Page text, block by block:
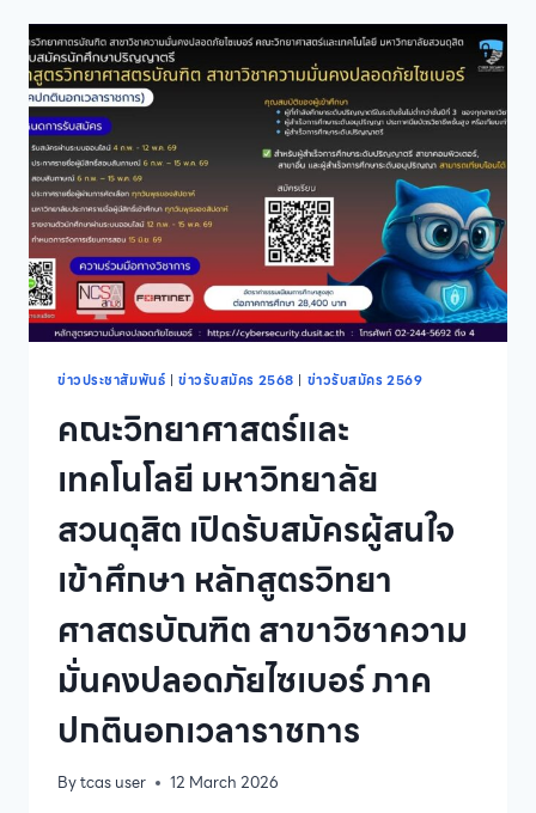
สวนดุสิต
เปิด
รับ
สนใจ
เข้า
อบรม
หลักสูตร
ประกาศนียบัตร
ผู้
ช่วย
พยาบาล
รุ่น
12
ปี
ศึกษา
รอบ
ที่
2
ข่าวประชาสัมพันธ์ | ข่าวรับสมัคร 2568 | ข่าวรับสมัคร 2569
คณะวิทยาศาสตร์และ
เทคโนโลยี มหาวิทยาลัย
สวนดุสิต เปิดรับสมัครผู้สนใจ
เข้าศึกษา หลักสูตรวิทยา
ศาสตรบัณฑิต สาขาวิชาความ
มั่นคงปลอดภัยไซเบอร์ ภาค
ปกตินอกเวลาราชการ
Bytcas user 12 March 2026